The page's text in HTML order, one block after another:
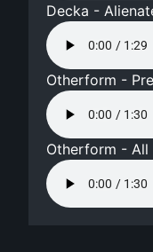
Decka -
Otherform -
Otherform - All